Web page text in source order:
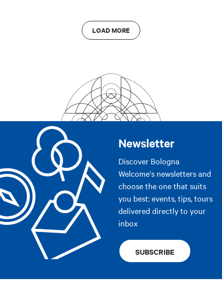
LOAD MORE
Newsletter
Discover Bologna
Welcome's newsletters and
choose the one that suits
you best: events, tips, tours
delivered directly to your
inbox
SUBSCRIBE